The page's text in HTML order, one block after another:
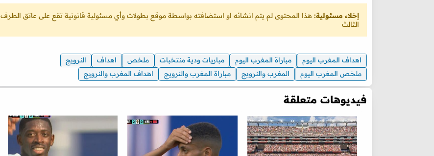
إخلاء مسئولية: هذا المحتوى لم يتم انشائه او استضافته بواسطة موقع بطولات وأي مسئولية قانونية تقع على عاتق الطرف
الثالث
اهداف المغرب اليوم مباراة المغرب اليوم مباريات ودية منتخبات ملخص اهداف
النرويج
ملخص المغرب اليوم
المغرب والنرويج مباراة المغرب والنرويج اهداف المغرب والنرويج
فيديوهات متعلقة